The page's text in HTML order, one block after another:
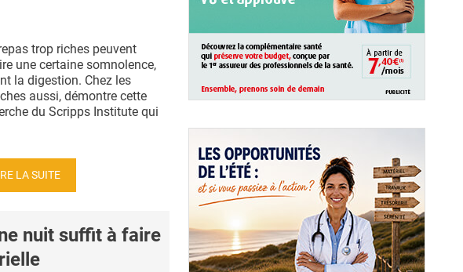
trop riches peuvent
une certaine somnolence,
la digestion. Chez les
aussi, démontre cette
du Scripps Institute qui
LA SUITE
nuit suffit à faire